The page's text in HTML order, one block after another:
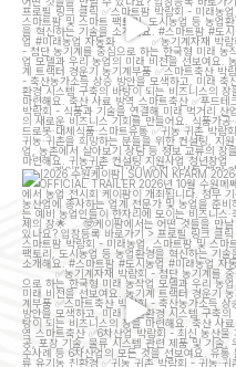
[2026 수원케이팜] SUWON KFARM
2026
OFFICIAL TRAILER...
7 5